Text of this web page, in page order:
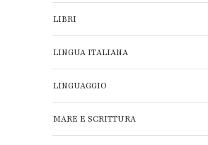
LIBRI
LINGUA ITALIANA
LINGUAGGIO
MARE E SCRITTURA